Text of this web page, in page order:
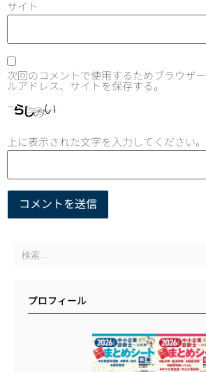
サイト
次回のコメントで使用するためブラウザ
ルアドレス、サイトを保存する。
上に表示された文字を入力してください。
プロフィール